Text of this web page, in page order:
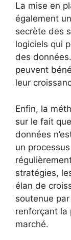
La mise en
également
secrète des
logiciels qui
des
peuvent
leur
Enfin, la
sur le fait
données
un
stratégies,
élan de
soutenue
renforçant la
marché.